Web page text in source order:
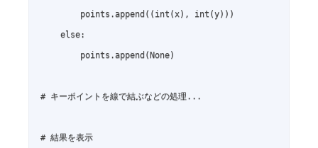
        points.append((int(x), int(y)))
    else:
        points.append(None)
# キーポイントを線で結ぶなどの処理...
# 結果を表示